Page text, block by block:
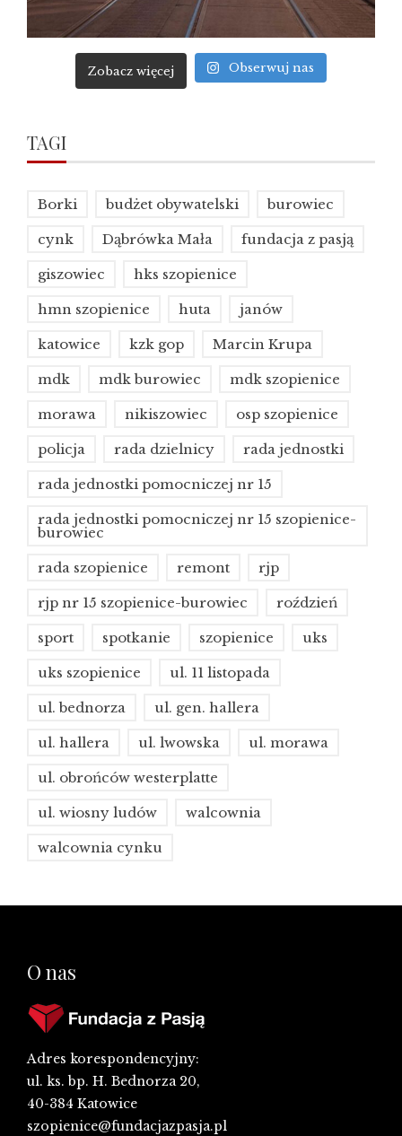
Zobacz więcej Obserwuj nas
TAGI
Borki budżet obywatelski burowiec
cynk Dąbrówka Mała fundacja z pasją
giszowiec hks szopienice
hmn szopienice huta janów
katowice kzk gop Marcin Krupa
mdk mdk burowiec mdk szopienice
morawa nikiszowiec osp szopienice
policja rada dzielnicy rada jednostki
rada jednostki pomocniczej nr 15
rada jednostki pomocniczej nr 15 szopienice-
burowiec
rada szopienice remont rjp
rjp nr 15 szopienice-burowiec roździeń
sport spotkanie szopienice uks
uks szopienice ul. 11 listopada
ul. bednorza ul. gen. hallera
ul. hallera ul. lwowska ul. morawa
ul. obrońców westerplatte
ul. wiosny ludów walcownia
walcownia cynku
O nas
Adres korespondencyjny:
ul. ks. bp. H. Bednorza 20,
40-384 Katowice
szopienice@fundacjazpasja.pl